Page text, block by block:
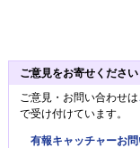
ご意見をお寄せください
ご意見・お問い合わせは
で受け付けています。
有報キャッチャーお